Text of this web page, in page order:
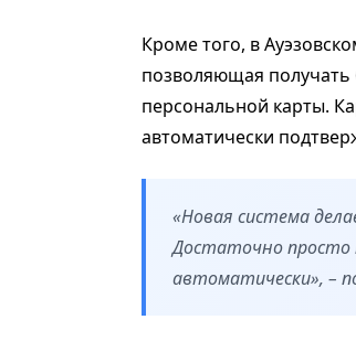
Кроме того, в
позволяющая
персональной карты.
автоматически
«Новая система
Достаточно просто
автоматически», –